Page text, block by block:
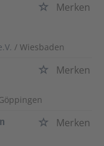
Merken
/ Wiesbaden
Merken
Merken